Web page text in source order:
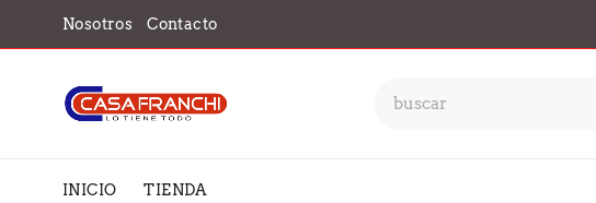
Nosotros Contacto
INICIO TIENDA